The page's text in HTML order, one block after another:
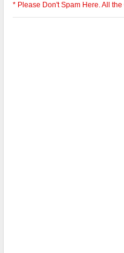
* Please Don't Spam Here. All